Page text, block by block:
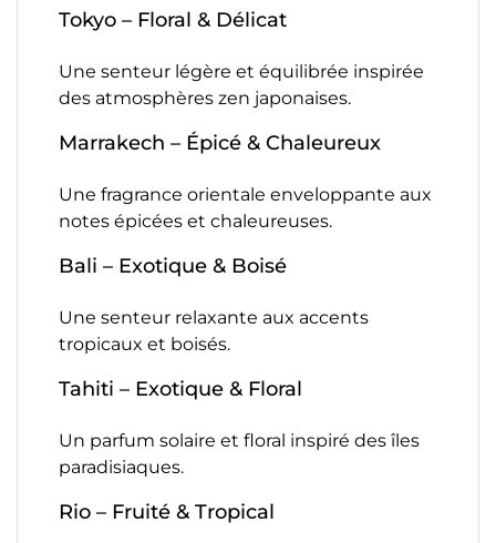
Tokyo – Floral & Délicat
Une senteur légère et équilibrée inspirée
des atmosphères zen japonaises.
Marrakech – Épicé & Chaleureux
Une fragrance orientale enveloppante aux
notes épicées et chaleureuses.
Bali – Exotique & Boisé
Une senteur relaxante aux accents
tropicaux et boisés.
Tahiti – Exotique & Floral
Un parfum solaire et floral inspiré des îles
paradisiaques.
Rio – Fruité & Tropical